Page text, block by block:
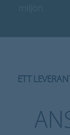
miljön.
ETT